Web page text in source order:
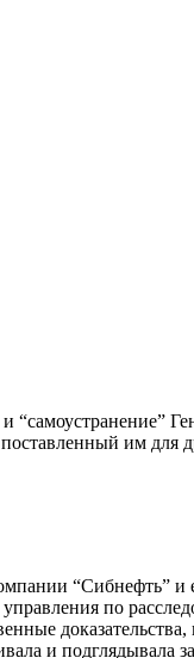
им для
“Сибнефть”
по
и подглядывала